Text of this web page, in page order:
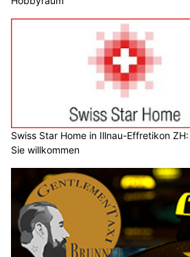
Swiss Star Home in Illnau-Effretikon
Sie willkommen